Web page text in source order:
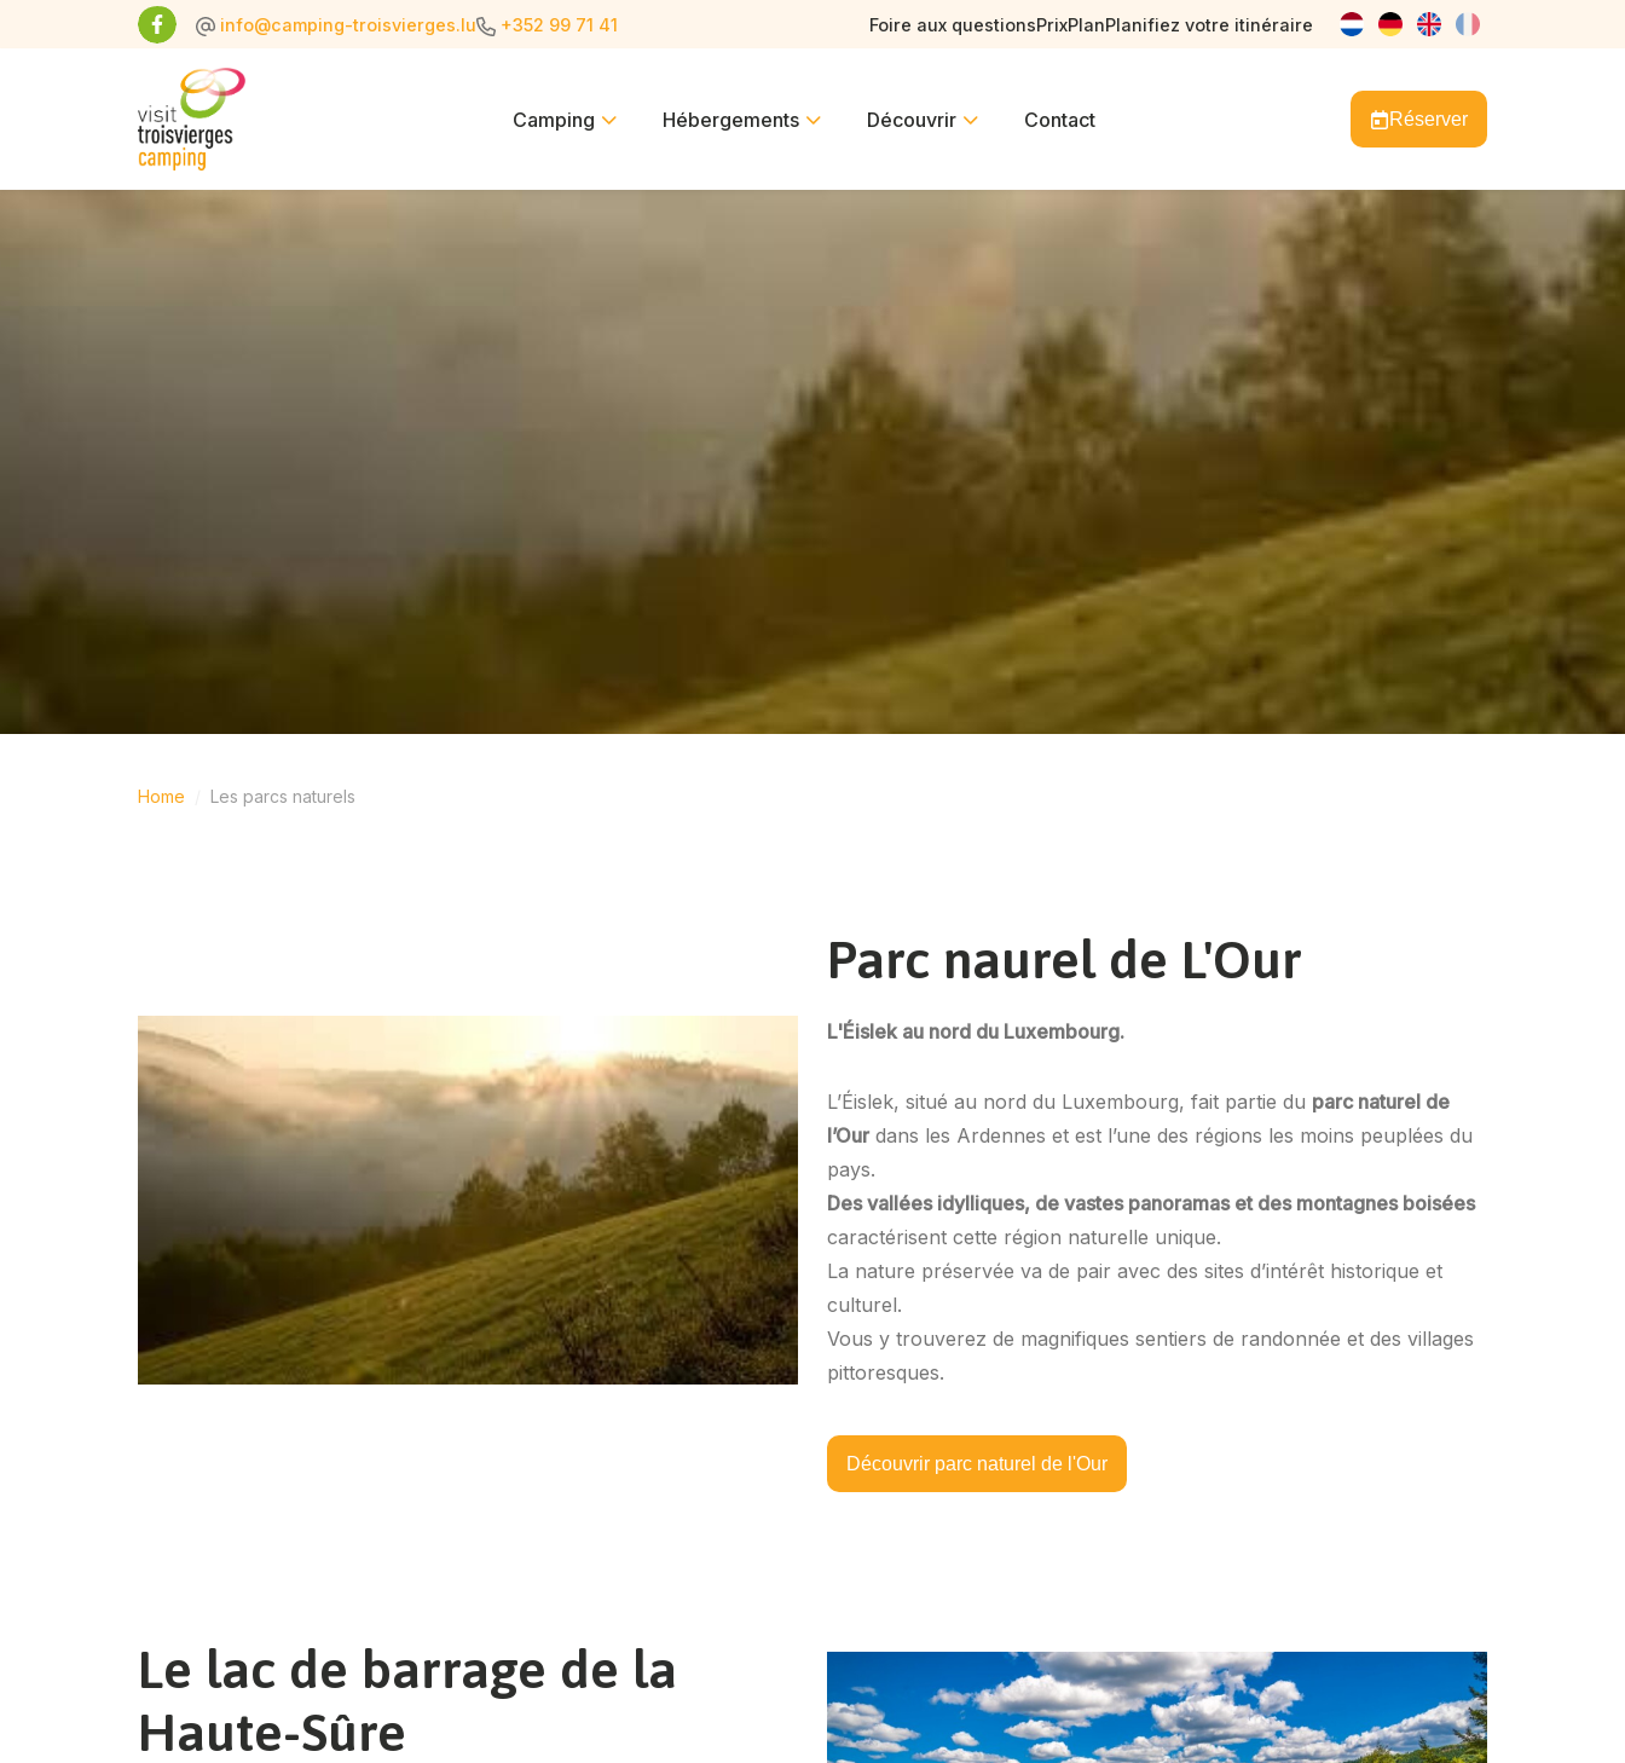
info@camping-troisvierges.lu +352 99 71 41 Foire aux questionsPrixPlanPlanifiez votre itinéraire
nl de en fr
Camping Hébergements Découvrir Contact Réserver
Home Les parcs naturels
Parc naurel de L'Our
L'Éislek au nord du Luxembourg.
L’Éislek, situé au nord du Luxembourg, fait partie du parc naturel de
l’Our dans les Ardennes et est l’une des régions les moins peuplées du
pays.
Des vallées idylliques, de vastes panoramas et des montagnes boisées
caractérisent cette région naturelle unique.
La nature préservée va de pair avec des sites d’intérêt historique et
culturel.
Vous y trouverez de magnifiques sentiers de randonnée et des villages
pittoresques.
Découvrir parc naturel de l'Our
Le lac de barrage de la
Haute-Sûre